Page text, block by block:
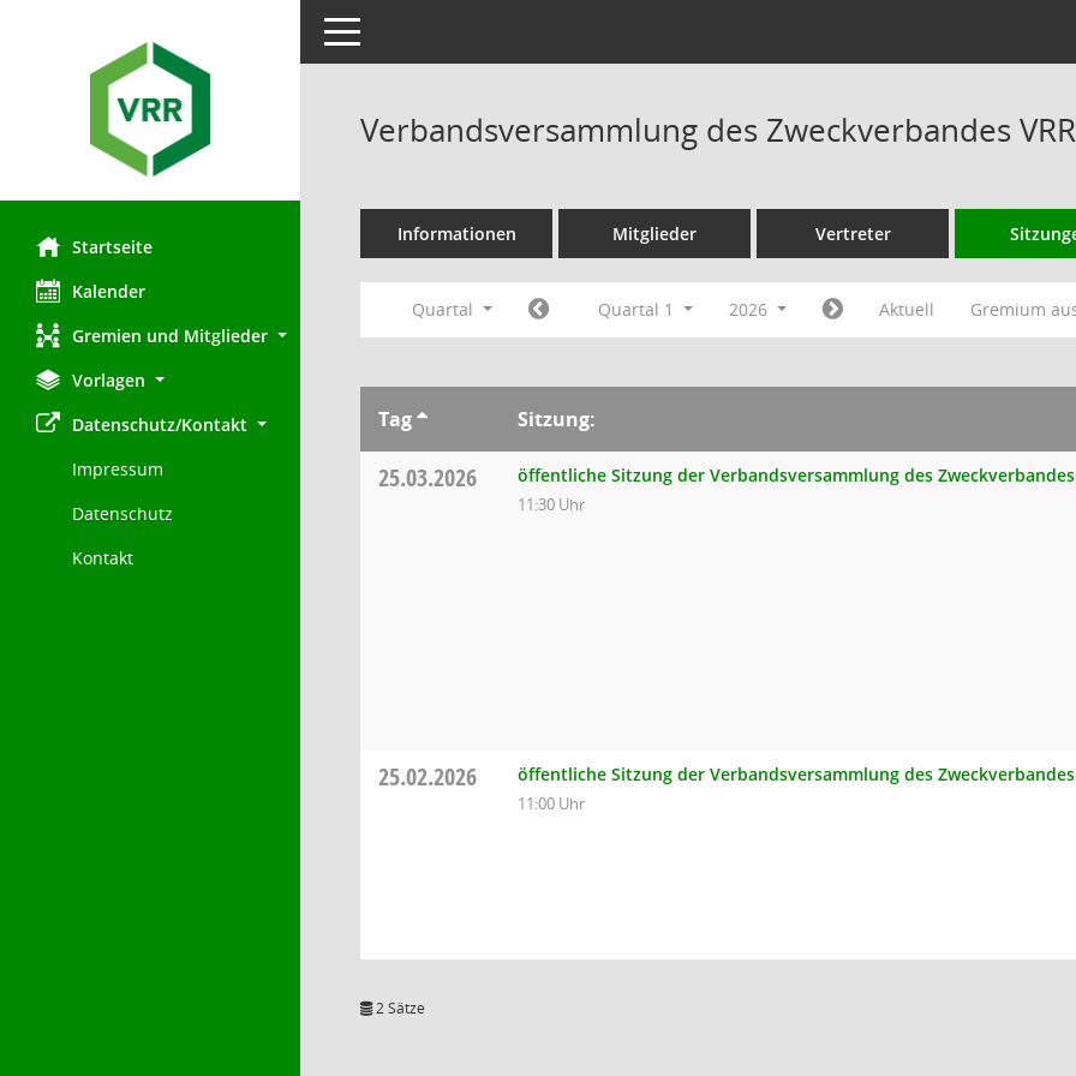
Startseite
Kalender
Gremien und Mitglieder
Vorlagen
Datenschutz/Kontakt
Impressum
Datenschutz
Kontakt
Toggle navigation
Verbandsversammlung des Zweckverbandes
Informationen Mitglieder Vertreter
Quartal Quartal 1 2026 Aktuell Gremium
Tag Sitzung:
25.03.2026 öffentliche Sitzung der Verbandsversammlung des Zweckverbandes
11:30 Uhr
25.02.2026 öffentliche Sitzung der Verbandsversammlung des
11:00 Uhr
2 Sätze